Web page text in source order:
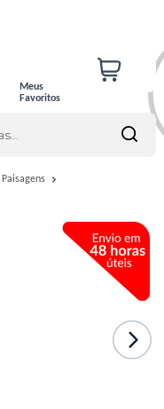
Meus
Favoritos